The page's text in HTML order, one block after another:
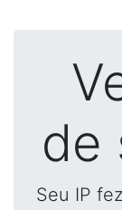
de
Seu IP